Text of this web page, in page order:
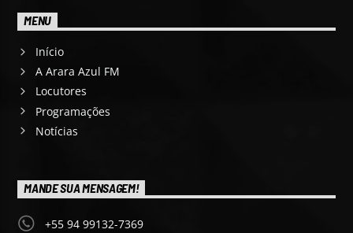
MENU
Início
A Arara Azul FM
Locutores
Programações
Notícias
MANDE SUA MENSAGEM!
+55 94 99132-7369